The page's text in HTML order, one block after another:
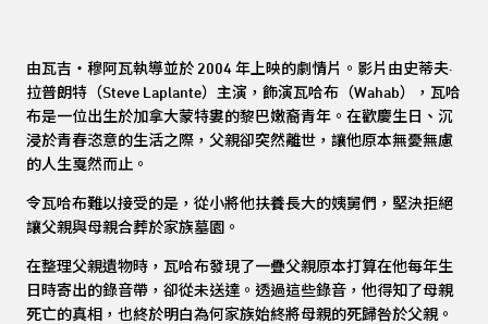
由瓦吉・穆阿瓦執導並於 2004 年上映的劇情片。影片由史蒂夫·
拉普朗特（Steve Laplante）主演，飾演瓦哈布（Wahab），瓦哈
布是一位出生於加拿大蒙特婁的黎巴嫩裔青年。在歡慶生日、沉
浸於青春恣意的生活之際，父親卻突然離世，讓他原本無憂無慮
的人生戛然而止。
令瓦哈布難以接受的是，從小將他扶養長大的姨舅們，堅決拒絕
讓父親與母親合葬於家族墓園。
在整理父親遺物時，瓦哈布發現了一疊父親原本打算在他每年生
日時寄出的錄音帶，卻從未送達。透過這些錄音，他得知了母親
死亡的真相，也終於明白為何家族始終將母親的死歸咎於父親。